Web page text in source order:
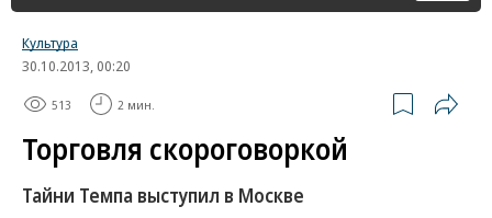
Культура
30.10.2013, 00:20
513 2 мин.
Торговля скороговоркой
Тайни Темпа выступил в Москве